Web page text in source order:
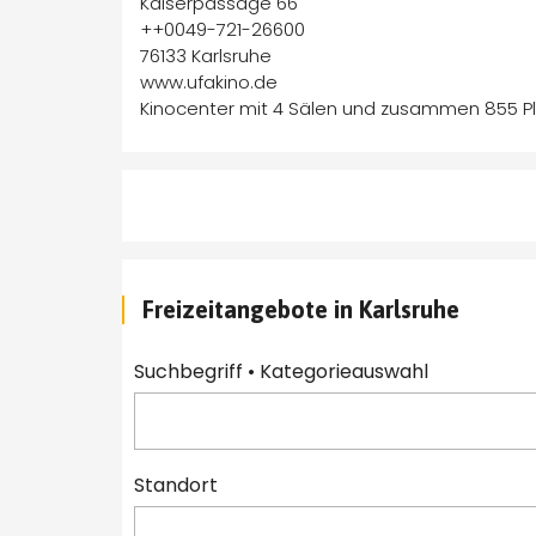
++0049-721-26600
76133 Karlsruhe
www.ufakino.de
Kinocenter mit 4 Sälen und zusammen 855
Freizeitangebote in Karlsruhe
Suchbegriff • Kategorieauswahl
Standort